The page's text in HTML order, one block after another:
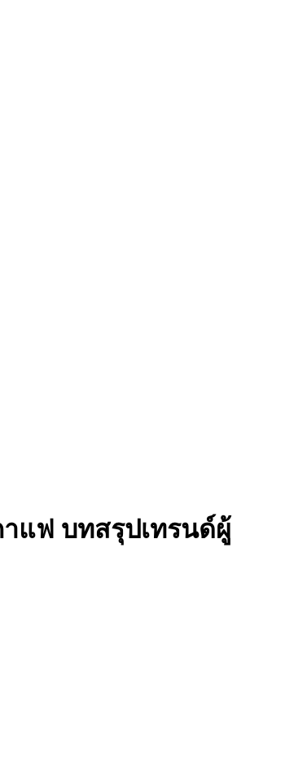
าแฟ บทสรุปเทรนด์ผู้